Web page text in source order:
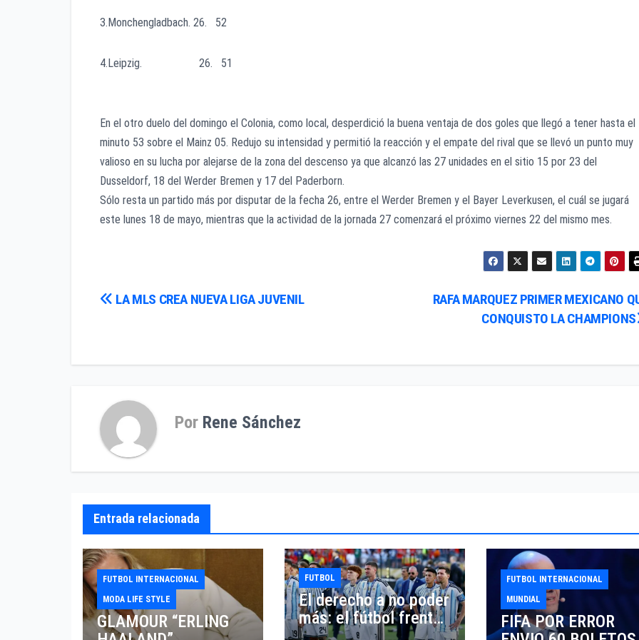
3.Monchengladbach. 26. 52
4.Leipzig. 26. 51
En el otro duelo del domingo el Colonia, como local, desperdició la buena ventaja de dos goles que llegó a tener hasta el
minuto 53 sobre el Mainz 05. Redujo su intensidad y permitió la reacción y el empate del rival que se llevó un punto muy
valioso en su lucha por alejarse de la zona del descenso ya que alcanzó las 27 unidades en el sitio 15 por 23 del
Dusseldorf, 18 del Werder Bremen y 17 del Paderborn.
Sólo resta un partido más por disputar de la fecha 26, entre el Werder Bremen y el Bayer Leverkusen, el cuál se jugará
este lunes 18 de mayo, mientras que la actividad de la jornada 27 comenzará el próximo viernes 22 del mismo mes.
Navegación
entradas
RAFA MARQUEZ PRIMER MEXICANO
CONQUISTO LA CHAMPIONS
LA MLS CREA NUEVA LIGA JUVENIL
Por Rene Sánchez
Entrada relacionada
FUTBOL INTERNACIONAL
MODA LIFE STYLE
GLAMOUR “ERLING
FUTBOL
El derecho a no poder
más: el fútbol frente
al espejo de la salud
FUTBOL INTERNACIONAL
MUNDIAL
FIFA POR ERROR